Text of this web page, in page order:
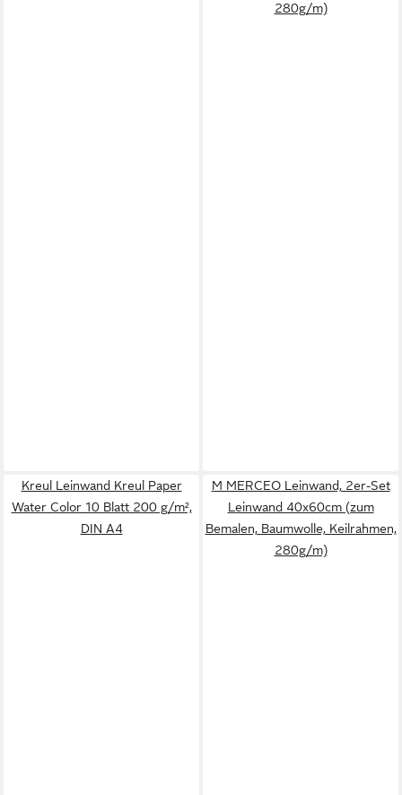
280g/m)
Kreul Leinwand Kreul Paper
Water Color 10 Blatt 200 g/m²,
DIN A4
M MERCEO Leinwand, 2er-Set
Leinwand 40x60cm (zum
Bemalen, Baumwolle, Keilrahmen,
280g/m)